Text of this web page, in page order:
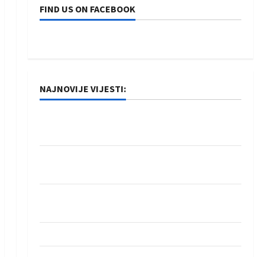
FIND US ON FACEBOOK
NAJNOVIJE VIJESTI: